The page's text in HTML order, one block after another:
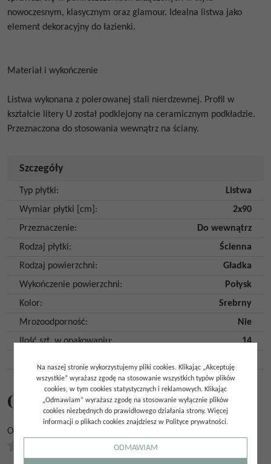
nowoczesnym, klasycznym oraz glamour. Idealna listwa jako
element dekoracyjny do łazienki.
Materiał i wykończenie
Listwa wykonana z polerowanej stali nierdzewnej. Profil w
kształcie litery U został podklejony na ceramicznym podkładzie.
Przeznaczona do stosowania wewnątrz na ściany.
Szczegóły
Typ płytki:
Listwa
Wymiar płytki [cm] :
2x90
Przeznaczenie:
Do wewnątrz
Rodzaj płytki:
Ścienna
Rodzaj powierzchni:
Gładka
Wykończenie powierzchni:
Połysk
Kolor:
Srebrny
Mrozoodporność:
Nie
Ilość szt. w opakowaniu:
14
Opinie
Ocena
/5(0głosów)
Na naszej stronie wykorzystujemy pliki cookies. Klikając „Akceptuję
wszystkie” wyrażasz zgodę na stosowanie wszystkich typów plików
cookies, w tym cookies statystycznych i reklamowych. Klikając
„Odmawiam” wyrażasz zgodę na stosowanie wyłącznie plików
cookies niezbędnych do prawidłowego działania strony. Więcej
informacji o plikach cookies znajdziesz w Polityce prywatności.
ODMAWIAM